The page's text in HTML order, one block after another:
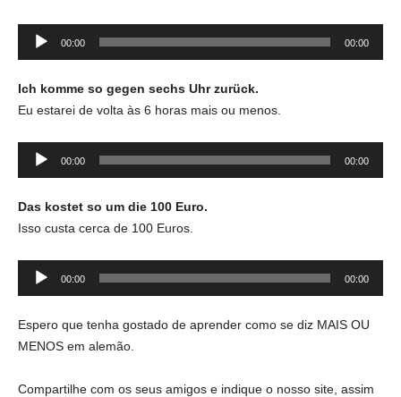
Tocador
00:00 00:00
Ich komme so gegen sechs Uhr zurück.
Eu estarei de volta às 6 horas mais ou menos.
Tocador
00:00 00:00
Das kostet so um die 100 Euro.
Isso custa cerca de 100 Euros.
Tocador
00:00 00:00
Espero que tenha gostado de aprender como se diz MAIS OU
MENOS em alemão.
Compartilhe com os seus amigos e indique o nosso site, assim